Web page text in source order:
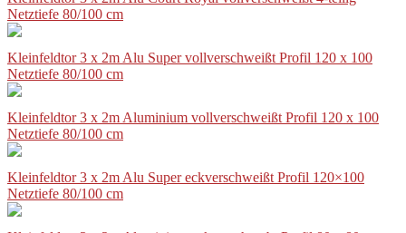
Netztiefe 80/100 cm
Kleinfeldtor 3 x 2m Alu Super vollverschweißt Profil 120 x 100
Netztiefe 80/100 cm
Kleinfeldtor 3 x 2m Aluminium vollverschweißt Profil 120 x 100
Netztiefe 80/100 cm
Kleinfeldtor 3 x 2m Alu Super eckverschweißt Profil 120×100
Netztiefe 80/100 cm